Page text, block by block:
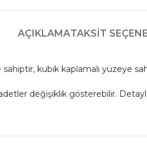
AÇIKLAMATAKSIT
kubik kaplamalı yüzeye
değişiklik gösterebilir.